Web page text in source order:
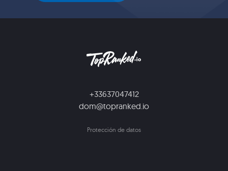
+33637047412
dom@topranked.io
Protección de datos